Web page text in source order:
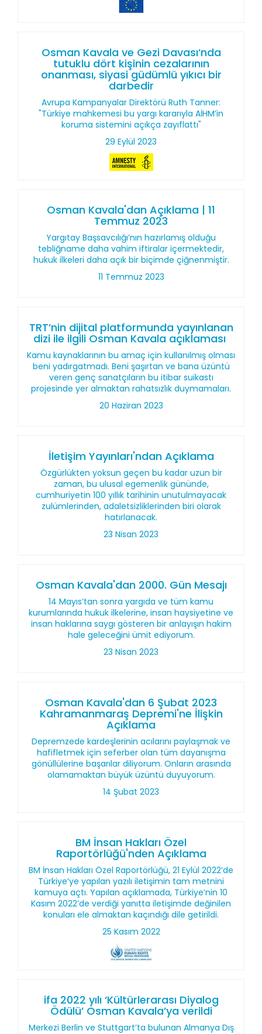
Osman Kavala ve Gezi Davası’nda
tutuklu dört kişinin cezalarının
onanması, siyasi güdümlü yıkıcı bir
darbedir
Avrupa Kampanyalar Direktörü Ruth Tanner:
"Türkiye mahkemesi bu yargı kararıyla AİHM’in
koruma sistemini açıkça zayıflattı"
29 Eylül 2023
Osman Kavala'dan Açıklama | 11
Temmuz 2023
Yargıtay Başsavcılığı’nın hazırlamış olduğu
tebliğname daha vahim iftiralar içermektedir,
hukuk ilkeleri daha açık bir biçimde çiğnenmiştir.
11 Temmuz 2023
TRT’nin dijital platformunda yayınlanan
dizi ile ilgili Osman Kavala açıklaması
Kamu kaynaklarının bu amaç için kullanılmış olması
beni yadırgatmadı. Beni şaşırtan ve bana üzüntü
veren genç sanatçıların bu itibar suikastı
projesinde yer almaktan rahatsızlık duymamaları.
20 Haziran 2023
İletişim Yayınları'ndan Açıklama
Özgürlükten yoksun geçen bu kadar uzun bir
zaman, bu ulusal egemenlik gününde,
cumhuriyetin 100 yıllık tarihinin unutulmayacak
zulümlerinden, adaletsizliklerinden biri olarak
hatırlanacak.
23 Nisan 2023
Osman Kavala'dan 2000. Gün Mesajı
14 Mayıs’tan sonra yargıda ve tüm kamu
kurumlarında hukuk ilkelerine, insan haysiyetine ve
insan haklarına saygı gösteren bir anlayışın hakim
hale geleceğini ümit ediyorum.
23 Nisan 2023
Osman Kavala'dan 6 Şubat 2023
Kahramanmaraş Depremi'ne İlişkin
Açıklama
Depremzede kardeşlerinin acılarını paylaşmak ve
hafifletmek için seferber olan tüm dayanışma
gönüllülerine başarılar diliyorum. Onların arasında
olamamaktan büyük üzüntü duyuyorum.
14 Şubat 2023
BM İnsan Hakları Özel
Raportörlüğü'nden Açıklama
BM İnsan Hakları Özel Raportörlüğü, 21 Eylül 2022’de
Türkiye’ye yapılan yazılı iletişimin tam metnini
kamuya açtı. Yapılan açıklamada, Türkiye’nin 10
Kasım 2022’de verdiği yanıtta iletişimde değinilen
konuları ele almaktan kaçındığı dile getirildi.
25 Kasım 2022
ifa 2022 yılı ‘Kültürlerarası Diyalog
Ödülü’ Osman Kavala’ya verildi
Merkezi Berlin ve Stuttgart’ta bulunan Almanya Dış